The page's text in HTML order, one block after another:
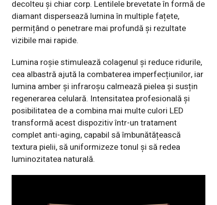
decolteu și chiar corp. Lentilele brevetate în formă de
diamant dispersează lumina în multiple fațete,
permițând o penetrare mai profundă și rezultate
vizibile mai rapide.
Lumina roșie stimulează colagenul și reduce ridurile,
cea albastră ajută la combaterea imperfecțiunilor, iar
lumina amber și infraroșu calmează pielea și susțin
regenerarea celulară. Intensitatea profesională și
posibilitatea de a combina mai multe culori LED
transformă acest dispozitiv într-un tratament
complet anti-aging, capabil să îmbunătățească
textura pielii, să uniformizeze tonul și să redea
luminozitatea naturală.